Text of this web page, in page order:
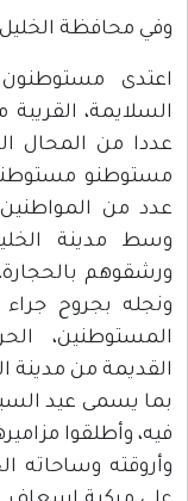
محافظة الخليل:
مستوطنون
القريبة
من المحال
مستوطنتي
من المواطنين
مدينة
بجروح جراء
من مدينة
يسمى عيد السيدة
وأطلقوا
وساحاته